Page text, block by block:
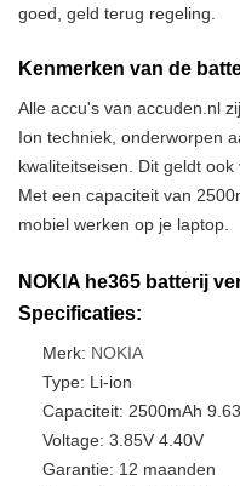
goed, geld terug regeling.
Kenmerken van de
Alle accu's van accuden.nl
Ion techniek, onderworpen
kwaliteitseisen. Dit geldt ook
Met een capaciteit van
mobiel werken op je laptop.
NOKIA he365 batterij
Specificaties:
Merk: NOKIA
Type: Li-ion
Capaciteit: 2500mAh
Voltage: 3.85V 4.40V
Garantie: 12 maanden